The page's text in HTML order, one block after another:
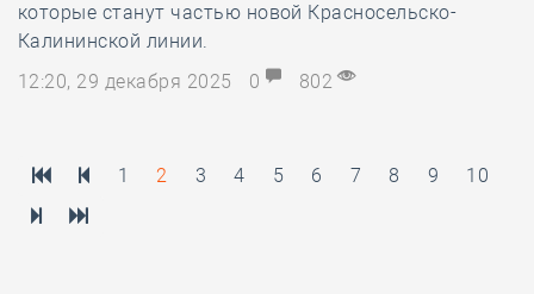
которые станут частью новой Красносельско-
Калининской линии.
12:20, 29 декабря 2025
0 802
1 2 3 4 5 6 7 8 9 10